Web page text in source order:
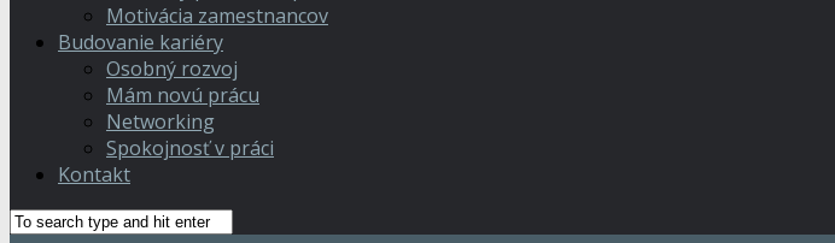
Motivácia zamestnancov
Budovanie kariéry
Osobný rozvoj
Mám novú prácu
Networking
Spokojnosť v práci
Kontakt